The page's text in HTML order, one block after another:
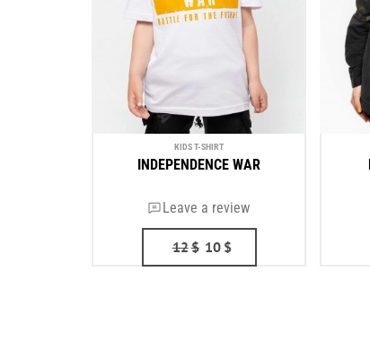
KIDS T-SHIRT
INDEPENDENCE WAR
Leave a review
12$ 10 $